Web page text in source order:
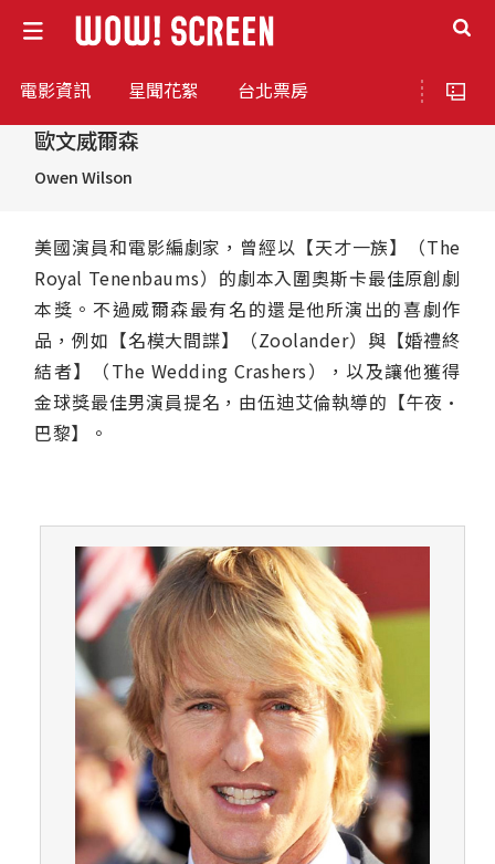
電影資訊 星聞花絮 台北票房
歐文威爾森
Owen Wilson
美國演員和電影編劇家，曾經以【天才一族】（The
Royal Tenenbaums）的劇本入圍奧斯卡最佳原創劇
本獎。不過威爾森最有名的還是他所演出的喜劇作
品，例如【名模大間諜】（Zoolander）與【婚禮終
結者】（The Wedding Crashers），以及讓他獲得
金球獎最佳男演員提名，由伍迪艾倫執導的【午夜·
巴黎】。